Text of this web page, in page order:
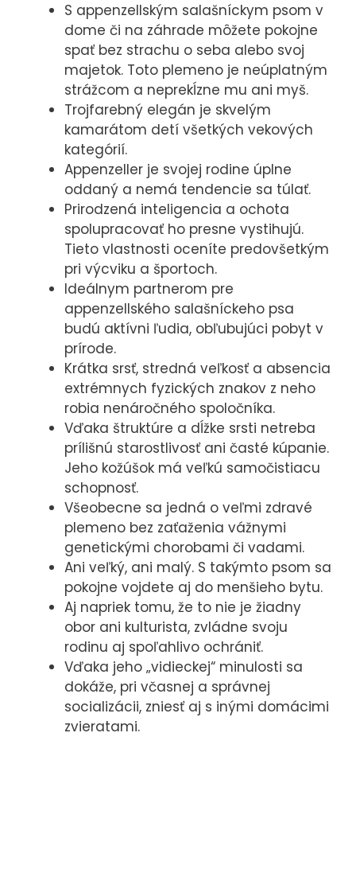
S appenzellským salašníckym psom v
dome či na záhrade môžete pokojne
spať bez strachu o seba alebo svoj
majetok. Toto plemeno je neúplatným
strážcom a neprekĺzne mu ani myš.
Trojfarebný elegán je skvelým
kamarátom detí všetkých vekových
kategórií.
Appenzeller je svojej rodine úplne
oddaný a nemá tendencie sa túlať.
Prirodzená inteligencia a ochota
spolupracovať ho presne vystihujú.
Tieto vlastnosti oceníte predovšetkým
pri výcviku a športoch.
Ideálnym partnerom pre
appenzellského salašníckeho psa
budú aktívni ľudia, obľubujúci pobyt v
prírode.
Krátka srsť, stredná veľkosť a absencia
extrémnych fyzických znakov z neho
robia nenáročného spoločníka.
Vďaka štruktúre a dĺžke srsti netreba
prílišnú starostlivosť ani časté kúpanie.
Jeho kožúšok má veľkú samočistiacu
schopnosť.
Všeobecne sa jedná o veľmi zdravé
plemeno bez zaťaženia vážnymi
genetickými chorobami či vadami.
Ani veľký, ani malý. S takýmto psom sa
pokojne vojdete aj do menšieho bytu.
Aj napriek tomu, že to nie je žiadny
obor ani kulturista, zvládne svoju
rodinu aj spoľahlivo ochrániť.
Vďaka jeho „vidieckej“ minulosti sa
dokáže, pri včasnej a správnej
socializácii, zniesť aj s inými domácimi
zvieratami.
Využívame ich
na to, aby
sme Vám na
stránke mohli
zobrazovať
relevantné
informácie
odporúčané
články).
Marketingové
cookies
Marketingové
cookies
používame
predovšetkým
preto, aby sme
Vám mohli
zobrazovať
reklamy
relevantné pre
ktoré Vás
nebudú
obťažovať.
Povolením
týchto cookies
nám umožníte
spríjemniť vám
prácu s
webom.